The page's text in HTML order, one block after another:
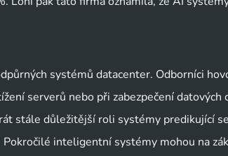
systémů datacenter. Odborníci
serverů nebo při zabezpečení datových
stále důležitější roli systémy predikující
inteligentní systémy mohou na